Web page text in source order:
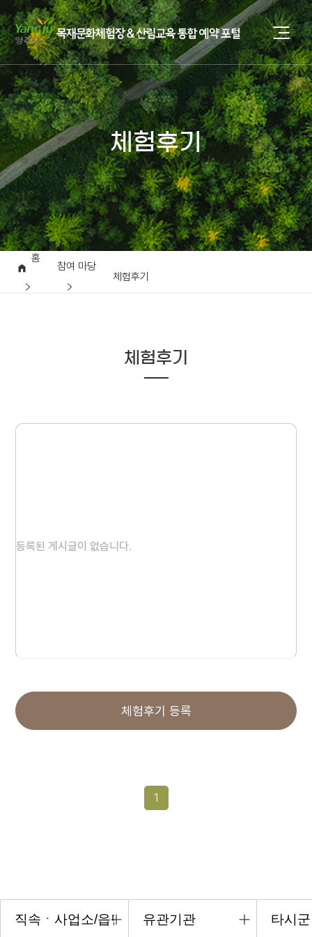
체험후기
홈
참여 마당
체험후기
체험후기
등록된 게시글이 없습니다.
체험후기 등록
1